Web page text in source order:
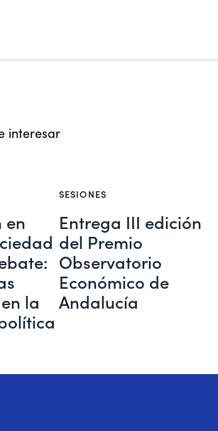
interesar
en
la
SESIONES
Entrega III edición
del Premio
Observatorio
Económico de
Andalucía